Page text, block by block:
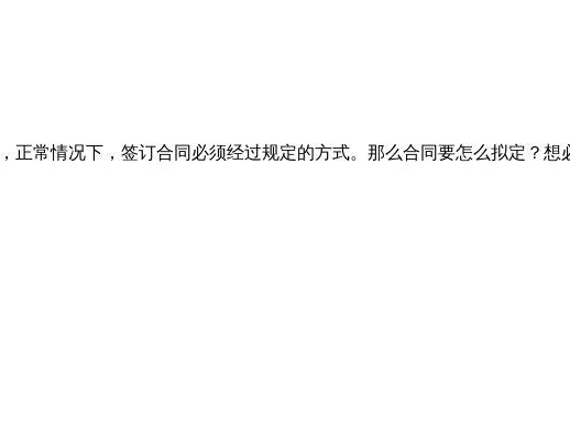
常情况下，签订合同必须经过规定的方式。那么合同要怎么拟定？想